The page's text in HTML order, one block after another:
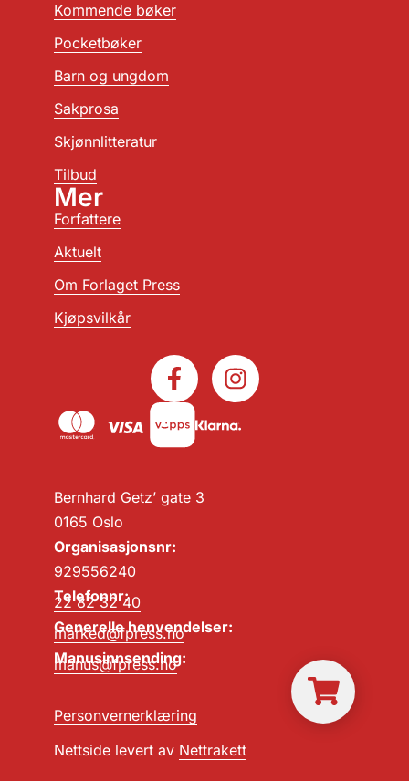
Bernhard Getz’ gate 3
0165 Oslo
Organisasjonsnr:
929556240
Telefonnr:
22 82 32 40
Generelle henvendelser:
marked@fpress.no
Manusinnsending:
manus@fpress.no
Personvernerklæring
Nettside levert av Nettrakett
Kommende bøker
Pocketbøker
Barn og ungdom
Sakprosa
Skjønnlitteratur
Tilbud
Mer
Forfattere
Aktuelt
Om Forlaget Press
Kjøpsvilkår